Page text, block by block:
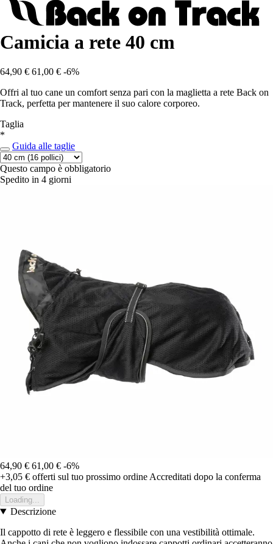
Camicia a rete 40 cm
64,90 € 61,00 € -6%
Offri al tuo cane un comfort senza pari con la maglietta a rete Back on
Track, perfetta per mantenere il suo calore corporeo.
Taglia
*
Guida alle taglie
Questo campo è obbligatorio
Spedito in 4 giorni
64,90 € 61,00 € -6%
+3,05 € offerti sul tuo prossimo ordine Accreditati dopo la conferma
del tuo ordine
Loading...
Descrizione
Il cappotto di rete è leggero e flessibile con una vestibilità ottimale.